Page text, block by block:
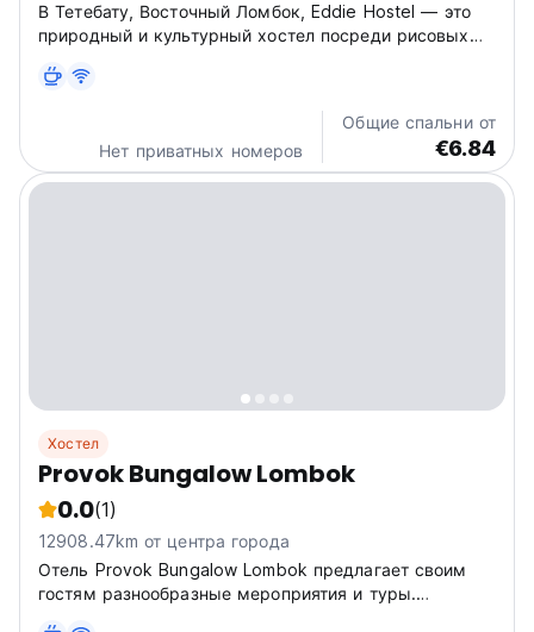
В Тетебату, Восточный Ломбок, Eddie Hostel — это
природный и культурный хостел посреди рисовых
из лучших хостелов на Восточном Ломбоке для
одиночных путешественников, ищущих приключений.
Нет приватных номеров
Общие спальни от
€6.84
Хостел
Provok Bungalow Lombok
0.0(1)
12908.47km от центра города
Отель Provok Bungalow Lombok предлагает своим
гостям разнообразные мероприятия и туры.